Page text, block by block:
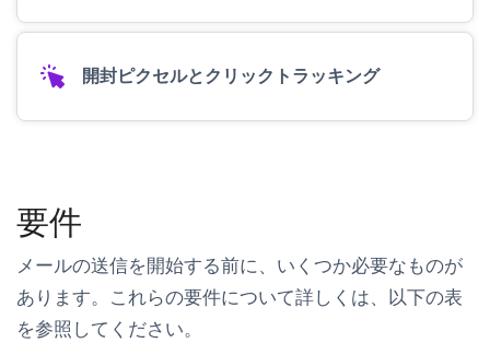
開封ピクセルとクリックトラッキング
要件
メールの送信を開始する前に、いくつか必要なものが
あります。これらの要件について詳しくは、以下の表
を参照してください。